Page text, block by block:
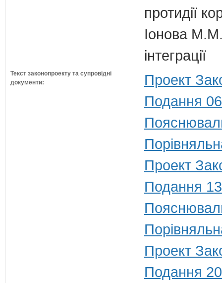
протидії
Іонова М.М.
інтеграції
Текст законопроекту та супровідні
документи:
Проект
Подання
Проект
Подання
Проект
Подання